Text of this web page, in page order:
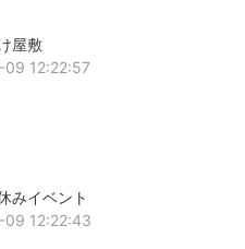
屋敷
12:22:57
みイベント
12:22:43